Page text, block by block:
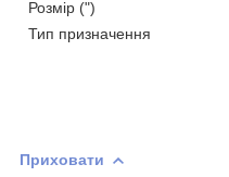
Розмір (")
Тип призначення
Приховати